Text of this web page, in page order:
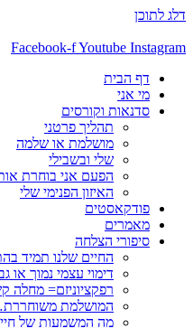
דלג לתוכן
Facebook-fYoutube Instagram
דף הבית
מי אני
סדנאות וקורסים
תהליך פרטני
מושלמת או שלמה
שלי ובשבילי
הפעם אני בוחרת
האיזון הפנימי שלי
פודקאסטים
מאמרים
סיפורי הצלחה
החיים שלנו תמיד
דימוי עצמי נמוך או
רפקציוניזם=
המושלמת
מה המשמעות של